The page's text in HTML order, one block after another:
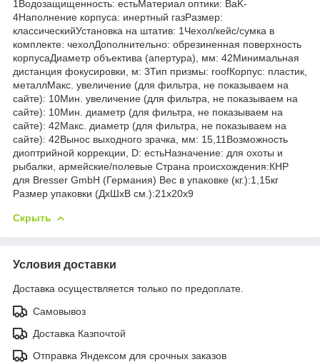
1Водозащищенность: естьМатериал оптики: BaK-
4Наполнение корпуса: инертный газРазмер:
классическийУстановка на штатив: 1Чехол/кейс/сумка в
комплекте: чехолДополнительно: обрезиненная поверхность
корпусаДиаметр объектива (апертура), мм: 42Минимальная
дистанция фокусировки, м: 3Тип призмы: roofКорпус: пластик,
металлМакс. увеличение (для фильтра, не показываем на
сайте): 10Мин. увеличение (для фильтра, не показываем на
сайте): 10Мин. диаметр (для фильтра, не показываем на
сайте): 42Макс. диаметр (для фильтра, не показываем на
сайте): 42Вынос выходного зрачка, мм: 15,11Возможность
диоптрийной коррекции, D: естьНазначение: для охоты и
рыбалки, армейские/полевые Страна происхождения:КНР
для Bresser GmbH (Германия) Вес в упаковке (кг.):1,15кг
Размер упаковки (ДхШхВ см.):21x20x9
Скрыть
Условия доставки
Доставка осуществляется только по предоплате.
Самовывоз
Доставка Казпочтой
Отправка Яндексом для срочных заказов